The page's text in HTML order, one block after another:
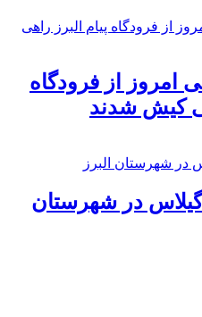
امروز از فرودگاه
کیش شدند
در شهرستان